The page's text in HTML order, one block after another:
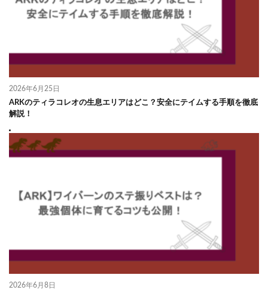
2026年6月25日
ARKのティラコレオの生息エリアはどこ？安全にテイムする手順を徹底
解説！
2026年6月8日